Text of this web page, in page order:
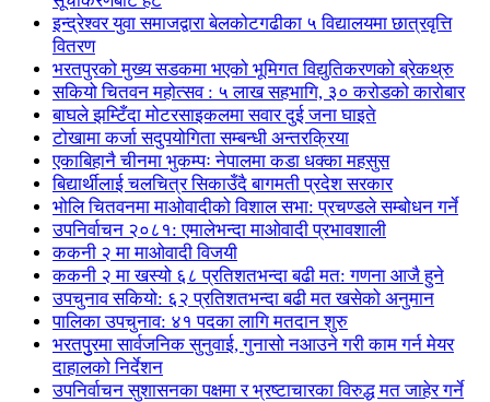
इन्द्रेश्वर युवा समाजद्वारा बेलकोटगढीका ५ विद्यालयमा छात्रवृत्ति
वितरण
भरतपुरको मुख्य सडकमा भएको भूमिगत विद्युतिकरणको ब्रेकथ्रु
सकियो चितवन महोत्सव : ५ लाख सहभागि, ३० करोडको कारोबार
बाघले झम्टिँदा मोटरसाइकलमा सवार दुई जना घाइते
टोखामा कर्जा सदुपयोगिता सम्बन्धी अन्तरक्रिया
एकाबिहानै चीनमा भुकम्पः नेपालमा कडा धक्का महसुस
बिद्यार्थीलाई चलचित्र सिकाउँदै बागमती प्रदेश सरकार
भोलि चितवनमा माओवादीको विशाल सभा: प्रचण्डले सम्बोधन गर्ने
उपनिर्वाचन २०८१: एमालेभन्दा माओवादी प्रभावशाली
ककनी २ मा माओवादी विजयी
ककनी २ मा खस्यो ६८ प्रतिशतभन्दा बढी मत: गणना आजै हुने
उपचुनाव सकियो: ६२ प्रतिशतभन्दा बढी मत खसेको अनुमान
पालिका उपचुनाव: ४१ पदका लागि मतदान शुरु
भरतपुुरमा सार्वजनिक सुनुवाई, गुनासो नआउने गरी काम गर्न मेयर
दाहालको निर्देशन
उपनिर्वाचन सुशासनका पक्षमा र भ्रष्टाचारका विरुद्ध मत जाहेर गर्ने